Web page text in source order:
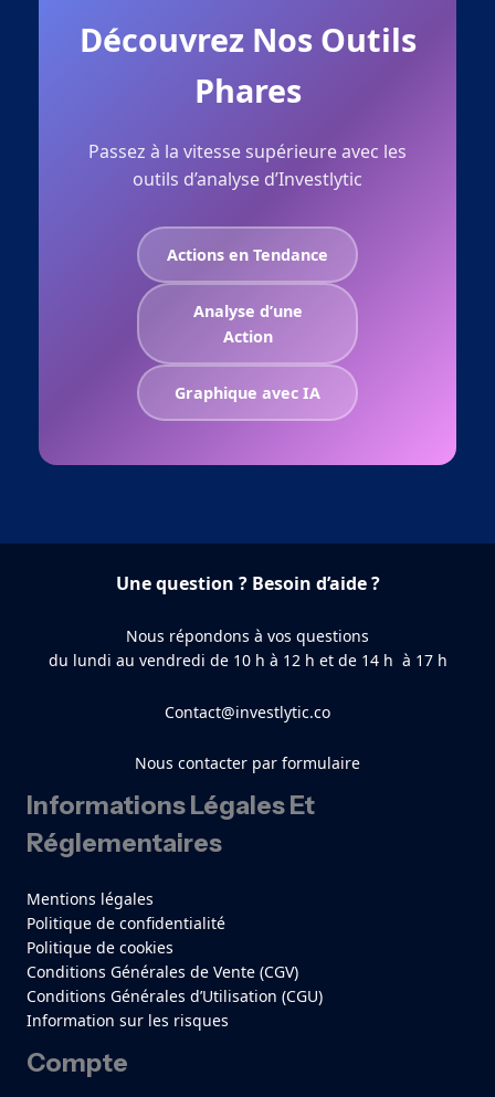
Découvrez Nos Outils
Phares
Passez à la vitesse supérieure avec les
outils d’analyse d’Investlytic
Actions en Tendance
Analyse d’une
Action
Graphique avec IA
Une question ? Besoin d’aide ?
Nous répondons à vos questions
du lundi au vendredi de 10 h à 12 h et de 14 h à 17 h
Contact@investlytic.co
Nous contacter par formulaire
Informations Légales Et
Réglementaires
Mentions légales
Politique de confidentialité
Politique de cookies
Conditions Générales de Vente (CGV)
Conditions Générales d’Utilisation (CGU)
Information sur les risques
Compte